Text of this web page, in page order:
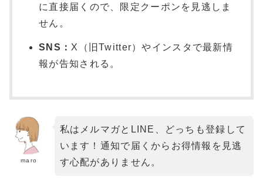
に直接届くので、限定クーポンを見逃しま
せん。
SNS： X（旧Twitter）やインスタで最新情
報が告知される。
maro
私はメルマガとLINE、どっちも登録して
います！通知で届くからお得情報を見逃
す心配がありません。